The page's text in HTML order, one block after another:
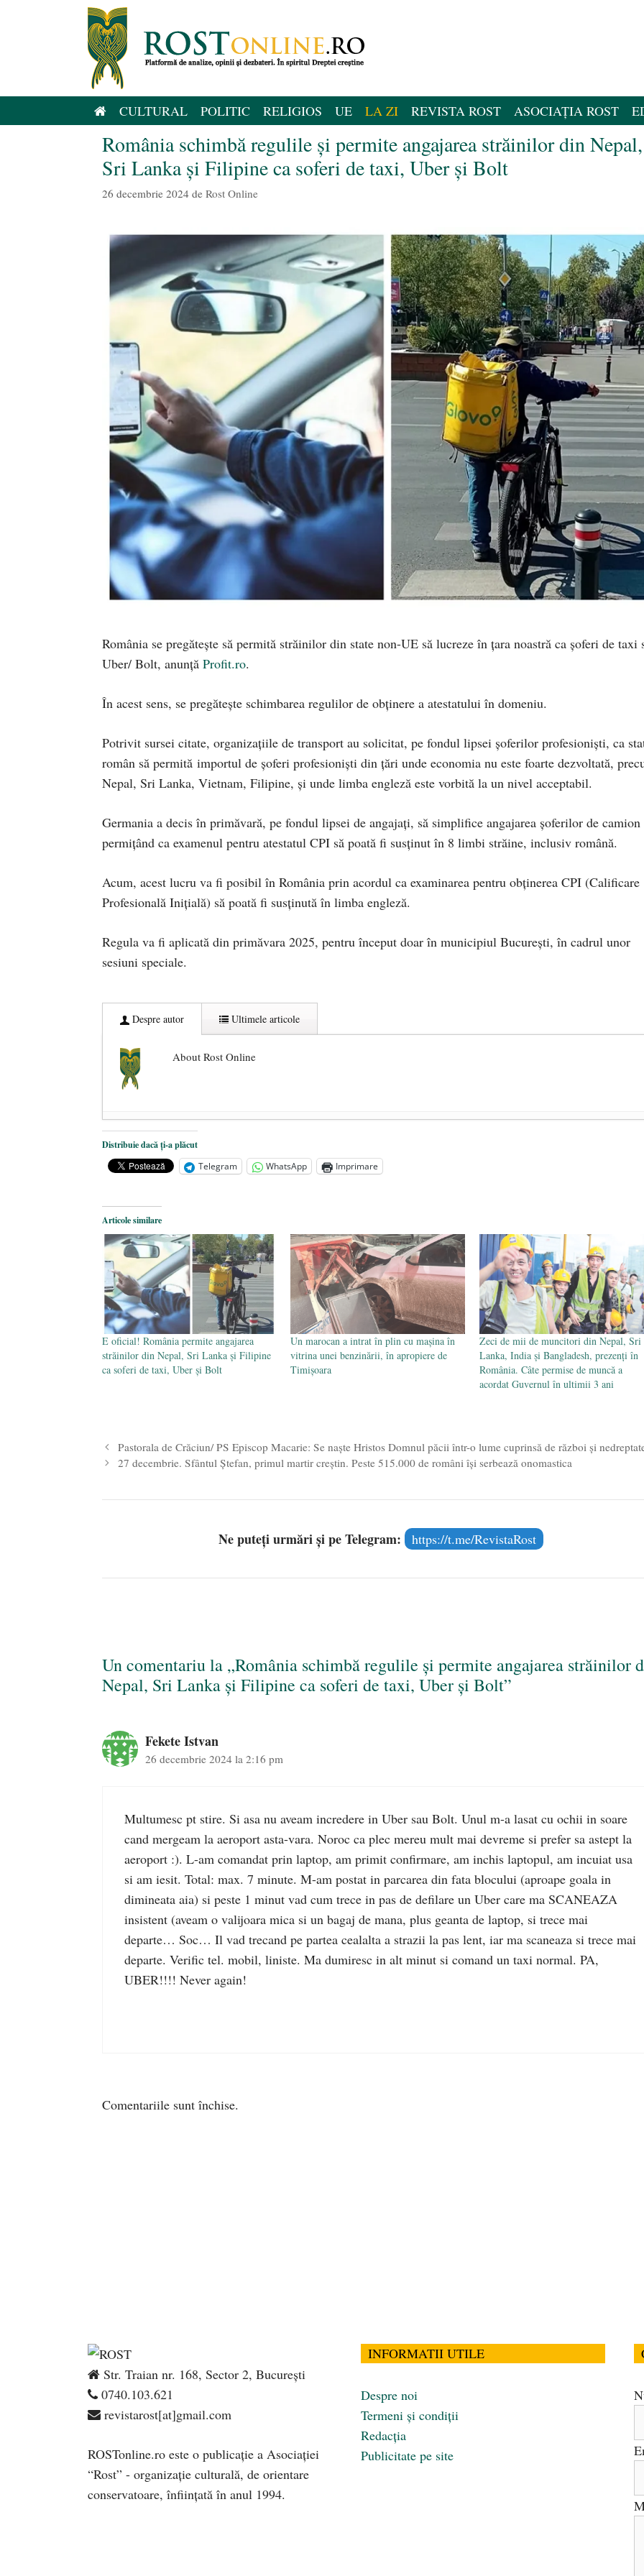
CULTURAL POLITIC RELIGIOS UE LA ZI REVISTA ROST ASOCIAȚIA ROST
România schimbă regulile și permite angajarea străinilor din Nepal,
Sri Lanka și Filipine ca soferi de taxi, Uber și Bolt
26 decembrie 2024 de Rost Online
România se pregătește să permită străinilor din state non-UE să lucreze în țara noastră ca șoferi de taxi
Uber/ Bolt, anunță Profit.ro.
În acest sens, se pregătește schimbarea regulilor de obținere a atestatului în domeniu.
Potrivit sursei citate, organizațiile de transport au solicitat, pe fondul lipsei șoferilor profesioniști, ca
român să permită importul de șoferi profesioniști din țări unde economia nu este foarte dezvoltată,
Nepal, Sri Lanka, Vietnam, Filipine, și unde limba engleză este vorbită la un nivel acceptabil.
Germania a decis în primăvară, pe fondul lipsei de angajați, să simplifice angajarea șoferilor de camion
permițând ca examenul pentru atestatul CPI să poată fi susținut în 8 limbi străine, inclusiv română.
Acum, acest lucru va fi posibil în România prin acordul ca examinarea pentru obținerea CPI (Calificare
Profesională Inițială) să poată fi susținută în limba engleză.
Regula va fi aplicată din primăvara 2025, pentru început doar în municipiul București, în cadrul unor
sesiuni speciale.
Despre autor Ultimele articole
About Rost Online
Dezvăluiri cutremurătoare despre președintele Ucrainei, Volodymyr Zelensky
Statul care servește Națiunea - 21 aprilie 2026
Legea Vexler produce efecte. Bustul poetului Octavian Goga, înlăturat din Iași
Distribuie dacă ți-a plăcut
Telegram
WhatsApp Imprimare
Articole similare
E oficial! România permite angajarea
străinilor din Nepal, Sri Lanka și Filipine
ca soferi de taxi, Uber și Bolt
Un marocan a intrat în plin cu mașina în
vitrina unei benzinării, în apropiere de
Timișoara
Zeci de mii de muncitori din Nepal, Sri
Lanka, India și Bangladesh, prezenți în
România. Câte permise de muncă a
acordat Guvernul în ultimii 3 ani
Pastorala de Crăciun/ PS Episcop Macarie: Se naște Hristos Domnul păcii într-o lume cuprinsă de război și
27 decembrie. Sfântul Ștefan, primul martir creștin. Peste 515.000 de români își serbează onomastica
Ne puteți urmări și pe Telegram: https://t.me/RevistaRost
Un comentariu la „România schimbă regulile și permite angajarea străinilor
Nepal, Sri Lanka și Filipine ca soferi de taxi, Uber și Bolt”
Fekete Istvan
26 decembrie 2024 la 2:16 pm
Multumesc pt stire. Si asa nu aveam incredere in Uber sau Bolt. Unul m-a lasat cu ochii in soare
cand mergeam la aeroport asta-vara. Noroc ca plec mereu mult mai devreme si prefer sa astept la
aeroport :). L-am comandat prin laptop, am primit confirmare, am inchis laptopul, am incuiat usa
si am iesit. Total: max. 7 minute. M-am postat in parcarea din fata blocului (aproape goala in
dimineata aia) si peste 1 minut vad cum trece in pas de defilare un Uber care ma SCANEAZA
insistent (aveam o valijoara mica si un bagaj de mana, plus geanta de laptop, si trece mai
departe… Soc… Il vad trecand pe partea cealalta a strazii la pas lent, iar ma scaneaza si trece mai
departe. Verific tel. mobil, liniste. Ma dumiresc in alt minut si comand un taxi normal. PA,
UBER!!!! Never again!
Comentariile sunt închise.
Str. Traian nr. 168, Sector 2, București
0740.103.621
revistarost[at]gmail.com
ROSTonline.ro este o publicaţie a Asociaţiei
“Rost” - organizaţie culturală, de orientare
conservatoare, înfiinţată în anul 1994.
INFORMATII UTILE
Despre noi
Termeni și condiții
Redacția
Publicitate pe site